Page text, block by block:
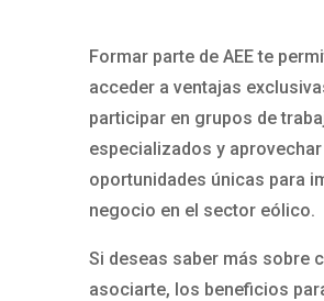
Formar parte de AEE te
acceder a ventajas
participar en grupos de
especializados y aprovechar
oportunidades únicas para
negocio en el sector eólico.
Si deseas saber más sobre
asociarte, los beneficios